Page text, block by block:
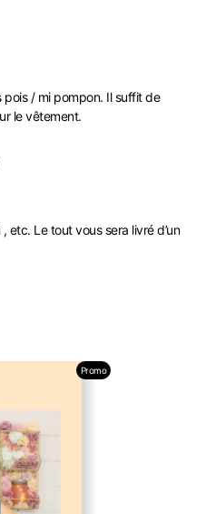
pois / mi pompon. Il suffit de
le vêtement.
etc. Le tout vous sera livré d’un
Promo